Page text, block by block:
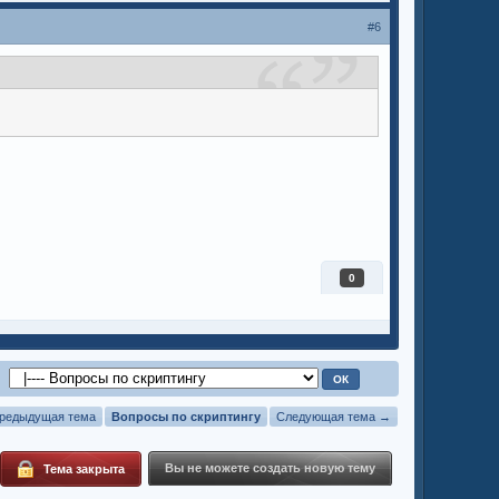
#6
0
тема Вопросы по скриптингу Следующая тема →
Вы не можете создать новую тему
Тема закрыта